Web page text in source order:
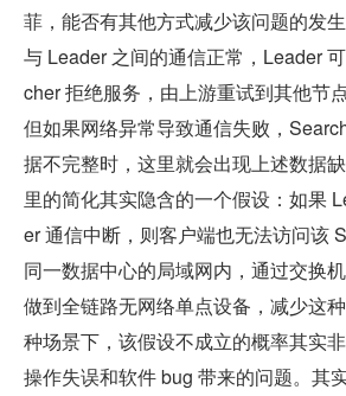
菲，能否有其他方式减少该问题的发
与 Leader 之间的通信正常，Leader
cher 拒绝服务，由上游重试到其他节
但如果网络异常导致通信失败，
据不完整时，这里就会出现上述数据
里的简化其实隐含的一个假设：如果
er 通信中断，则客户端也无法访问该
同一数据中心的局域网内，通过交换
做到全链路无网络单点设备，减少这
种场景下，该假设不成立的概率其实
操作失误和软件 bug 带来的问题。其